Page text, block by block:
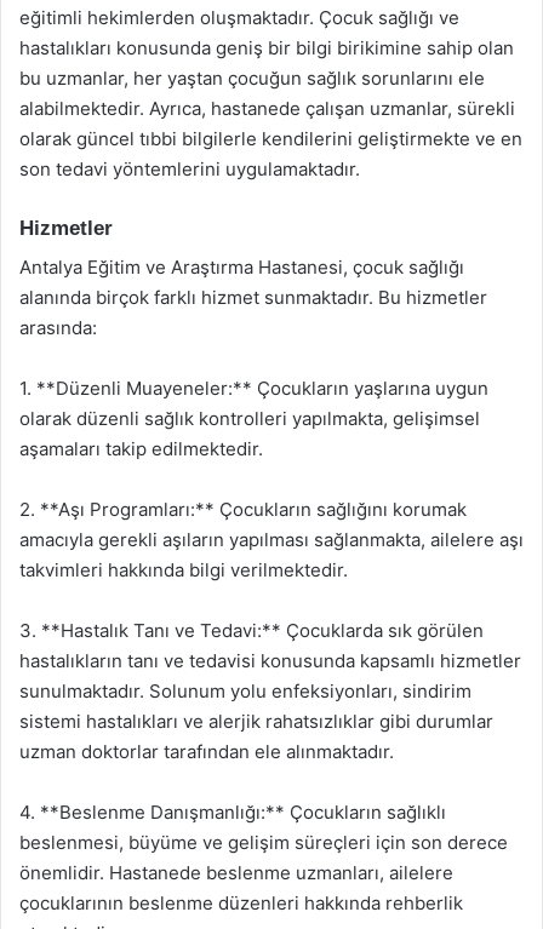
eğitimli hekimlerden oluşmaktadır. Çocuk sağlığı ve
hastalıkları konusunda geniş bir bilgi birikimine sahip olan
bu uzmanlar, her yaştan çocuğun sağlık sorunlarını ele
alabilmektedir. Ayrıca, hastanede çalışan uzmanlar, sürekli
olarak güncel tıbbi bilgilerle kendilerini geliştirmekte ve en
son tedavi yöntemlerini uygulamaktadır.
Hizmetler
Antalya Eğitim ve Araştırma Hastanesi, çocuk sağlığı
alanında birçok farklı hizmet sunmaktadır. Bu hizmetler
arasında:
1. **Düzenli Muayeneler:** Çocukların yaşlarına uygun
olarak düzenli sağlık kontrolleri yapılmakta, gelişimsel
aşamaları takip edilmektedir.
2. **Aşı Programları:** Çocukların sağlığını korumak
amacıyla gerekli aşıların yapılması sağlanmakta, ailelere aşı
takvimleri hakkında bilgi verilmektedir.
3. **Hastalık Tanı ve Tedavi:** Çocuklarda sık görülen
hastalıkların tanı ve tedavisi konusunda kapsamlı hizmetler
sunulmaktadır. Solunum yolu enfeksiyonları, sindirim
sistemi hastalıkları ve alerjik rahatsızlıklar gibi durumlar
uzman doktorlar tarafından ele alınmaktadır.
4. **Beslenme Danışmanlığı:** Çocukların sağlıklı
beslenmesi, büyüme ve gelişim süreçleri için son derece
önemlidir. Hastanede beslenme uzmanları, ailelere
çocuklarının beslenme düzenleri hakkında rehberlik